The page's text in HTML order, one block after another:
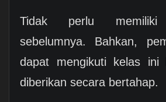
Tidak perlu memiliki
sebelumnya. Bahkan,
dapat mengikuti kelas ini
diberikan secara bertahap.